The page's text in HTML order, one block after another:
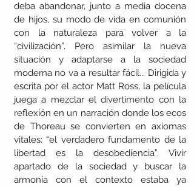
deba abandonar, junto a media docena
de hijos, su modo de vida en comunión
con la naturaleza para volver a la
“civilización”. Pero asimilar la nueva
situación y adaptarse a la sociedad
moderna no va a resultar fácil... Dirigida y
escrita por el actor Matt Ross, la película
juega a mezclar el divertimento con la
reflexión en un narración donde los ecos
de Thoreau se convierten en axiomas
vitales: “el verdadero fundamento de la
libertad es la desobediencia”. Vivir
apartado de la sociedad y buscar la
armonía con el contexto estaba ya